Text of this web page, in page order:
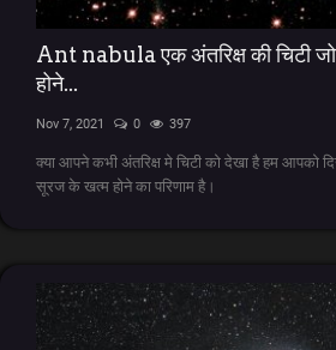
Ant nabula एक अंतरिक्ष की चिटी
होने...
Nov 7, 2021 0 397
क्या आपने कभी अंतरिक्ष मे चिटी को देखा है हम आपको
सूरज के खत्म होने का परिणाम है।